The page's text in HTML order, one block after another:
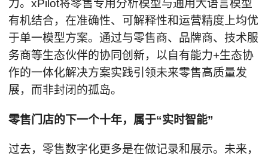
力。xPilot将零售专用分析模型与通用大语言模型
有机结合，在准确性、可解释性和运营精度上均优
于单一模型方案。通过与零售商、品牌商、技术服
务商等生态伙伴的协同创新，以自有能力+生态协
作的一体化解决方案实践引领未来零售高质量发
展，而非封闭的孤岛。
零售门店的下一个十年，属于“实时智能”
过去，零售数字化更多是在做记录和展示。未来，